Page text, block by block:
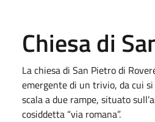
Chiesa di
La chiesa di San Pietro di
emergente di un trivio, da cui
scala a due rampe, situato
cosiddetta “via romana”.